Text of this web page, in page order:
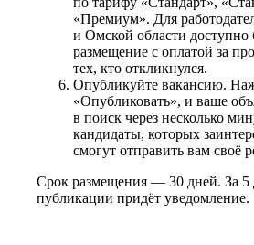
«Премиум». Для
и Омской области доступно
размещение с оплатой за
тех, кто откликнулся.
Опубликуйте вакансию.
«Опубликовать», и ваше
в поиск через несколько
кандидаты, которых
смогут отправить вам своё
Срок размещения — 30 дней. За 5
публикации придёт уведомление.